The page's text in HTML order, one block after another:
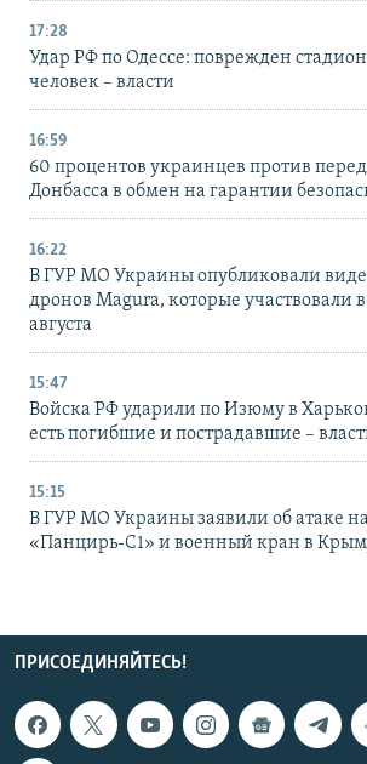
17:28
Удар РФ по Одессе: поврежден
человек – власти
16:59
60 процентов украинцев против
Донбасса в обмен на гарантии
16:22
В ГУР МО Украины опубликовали
дронов Magura, которые участвовали в
августа
15:47
Войска РФ ударили по Изюму в
есть погибшие и пострадавшие –
15:15
В ГУР МО Украины заявили об атаке
«Панцирь-С1» и военный кран в
ПРИСОЕДИНЯЙТЕСЬ!